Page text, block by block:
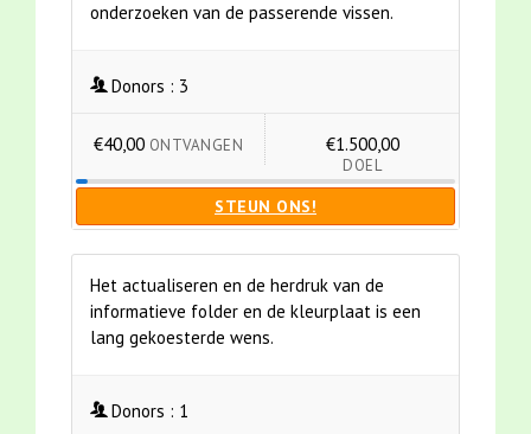
onderzoeken van de passerende vissen.
Donors : 3
€40,00 ONTVANGEN €1.500,00
DOEL
STEUN ONS!
Het actualiseren en de herdruk van de
informatieve folder en de kleurplaat is een
lang gekoesterde wens.
Donors : 1